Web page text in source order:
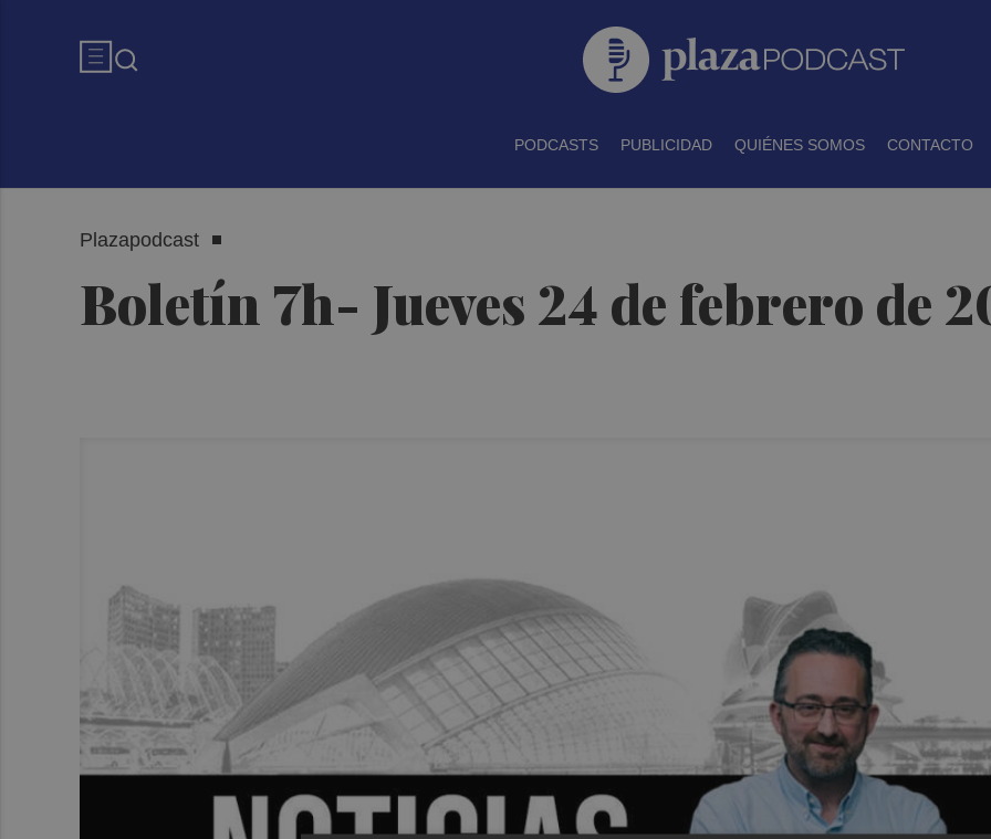
PODCASTS PUBLICIDAD QUIÉNES SOMOS CONTACTO
Plazapodcast
Boletín 7h- Jueves 24 de febrero de